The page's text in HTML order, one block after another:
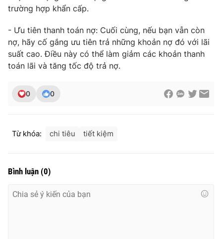
Ðiện thoại Thời báo VTV:
Liên hệ quảng cáo:024-7300.7108
® Cấm sao chép dưới mọi hình thức nếu không có sự chấp
thông tin từ website này.
trường hợp khẩn cấp.
- Ưu tiên thanh toán nợ: Cuối cùng, nếu bạn vẫn còn
nợ, hãy cố gắng ưu tiên trả những khoản nợ đó với lãi
suất cao. Điều này có thể làm giảm các khoản thanh
toán lãi và tăng tốc độ trả nợ.
0 0
Từ khóa: chi tiêu tiết kiệm
Bình luận (0)